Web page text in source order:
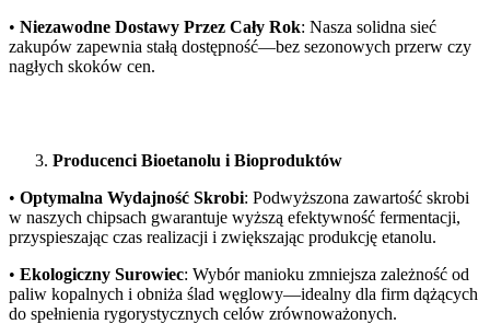
• Niezawodne Dostawy Przez Cały Rok: Nasza solidna sieć
zakupów zapewnia stałą dostępność—bez sezonowych przerw czy
nagłych skoków cen.
Producenci Bioetanolu i Bioproduktów
• Optymalna Wydajność Skrobi: Podwyższona zawartość skrobi
w naszych chipsach gwarantuje wyższą efektywność fermentacji,
przyspieszając czas realizacji i zwiększając produkcję etanolu.
• Ekologiczny Surowiec: Wybór manioku zmniejsza zależność od
paliw kopalnych i obniża ślad węglowy—idealny dla firm dążących
do spełnienia rygorystycznych celów zrównoważonych.